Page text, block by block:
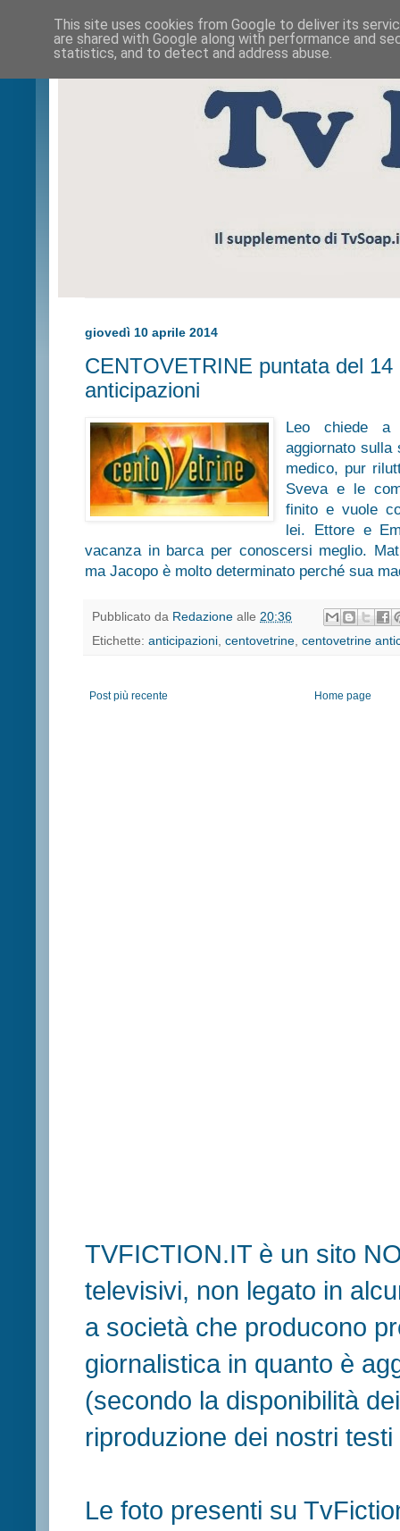
giovedì 10 aprile 2014
CENTOVETRINE puntata del 14
anticipazioni
Leo chiede a
aggiornato
medico, pur
Sveva e le
finito e vuole
lei. Ettore e
vacanza in barca per conoscersi meglio.
ma Jacopo è molto determinato perché sua
Pubblicato da Redazione alle 20:36
Etichette: anticipazioni centovetrine centovetrine
Post più recente Home page
TVFICTION.IT è un sito
televisivi, non legato in
a società che producono
giornalistica in quanto è
(secondo la disponibilità
riproduzione dei nostri
Le foto presenti su
This site uses cookies from Google to deliver its
are shared with Google along with performance and
statistics, and to detect and address abuse.